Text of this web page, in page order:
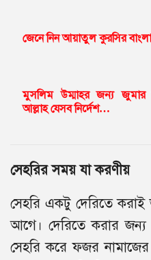
জেনে নিন আয়াতুল কুরসির
মুসলিম উম্মাহর জন্য জুমার
আল্লাহ যেসব নির্দেশ…
সেহরির সময় যা করণীয়
সেহরি একটু দেরিতে
আগে। দেরিতে করার
সেহরি করে ফজর নামাজের